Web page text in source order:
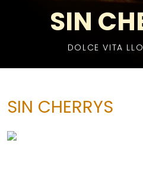
SIN
DOLCE VITA
SIN CHERRYS